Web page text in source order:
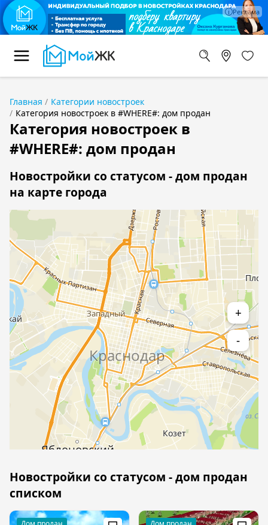
Главная
Категории новостроек
Категория новостроек в #WHERE#: дом продан
Категория новостроек в
#WHERE#: дом продан
Новостройки со статусом - дом продан
на карте города
+
-
Новостройки со статусом - дом продан
списком